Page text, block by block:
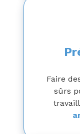
Faire
sûrs